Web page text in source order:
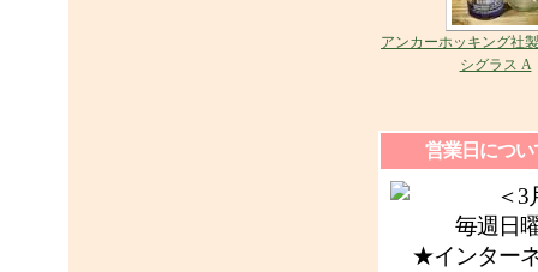
アンカーホッキング社
シグラス A
営業日につい
＜3月
毎週日曜
★インターネ